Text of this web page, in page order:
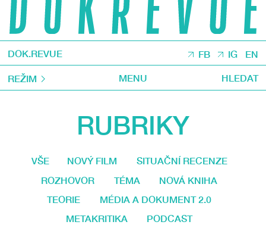
DOK.REVUE FB IG EN
REŽIM MENU HLEDAT
RUBRIKY
VŠE NOVÝ FILM
SITUAČNÍ RECENZE
ROZHOVOR
TÉMA
NOVÁ KNIHA
TEORIE
MÉDIA A DOKUMENT 2.0
METAKRITIKA
PODCAST